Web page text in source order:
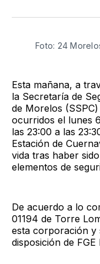
TwitterFacebook
Foto: 24
Esta mañana, a
la Secretaría de
de Morelos
ocurridos el lunes
las 23:00 a las
Estación de
vida tras haber
elementos de
De acuerdo a lo
01194 de Torre
esta corporación y
disposición de FGE